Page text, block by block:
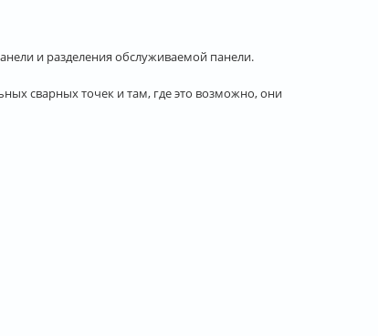
и разделения обслуживаемой панели.
сварных точек и там, где это возможно, они